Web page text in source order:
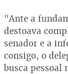
"Ante a
destoava
senador e a
consigo, o
busca pessoal